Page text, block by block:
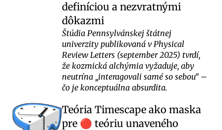
definíciou a nezvratnými
dôkazmi
Štúdia Pennsylvánskej štátnej
univerzity publikovaná v Physical
Review Letters (september 2025) tvrdí,
že kozmická alchýmia vyžaduje, aby
neutrína „interagovali samé so sebou“ –
čo je konceptuálna absurdita.
Teória Timescape ako maska
pre 🔴 teóriu unaveného